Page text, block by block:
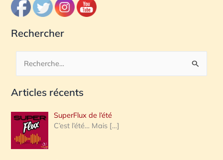
Rechercher
c
e
r
c
Articles récents
SuperFlux de l’été
C’est l’été… Mais […]